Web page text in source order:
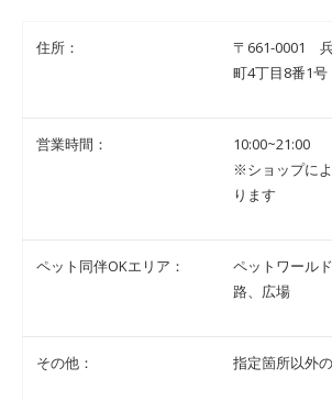
住所：
〒661-0001
町4丁目8番1号
営業時間：
10:00~21:00
※ショップに
ります
ペット同伴OKエリア：
ペットワール
路、広場
その他： 指定箇所以外